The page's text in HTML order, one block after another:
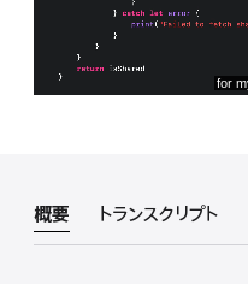
概要 トランスクリプト